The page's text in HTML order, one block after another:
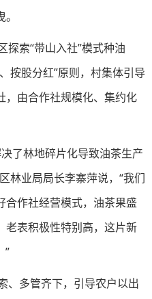
探索“带山入社”模式种油
按股分红”原则，村集体引导
，由合作社规模化、集约化
了林地碎片化导致油茶生产
林业局局长李寨萍说，“我们
合作社经营模式，油茶果盛
老表积极性特别高，这片新
”
、多管齐下，引导农户以出